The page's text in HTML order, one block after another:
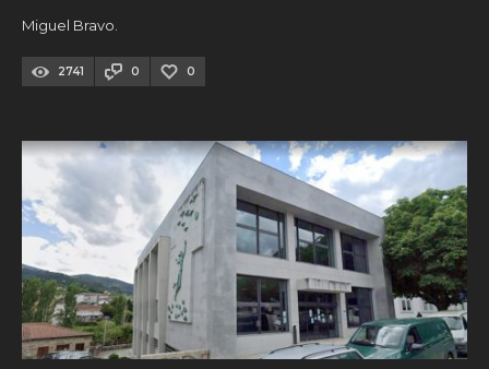
Miguel Bravo.
2741 0 0